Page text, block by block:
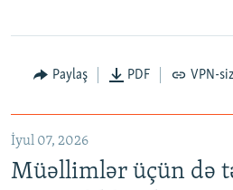
Paylaş PDF VPN-
İyul 07, 2026
Müəllimlər üçün də